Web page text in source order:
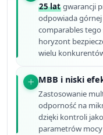
25 lat gwarancji
odpowiada
comparables
horyzont
wielu
MBB i niski
Zastosowanie
odporność na
dzięki kontroli
parametrów